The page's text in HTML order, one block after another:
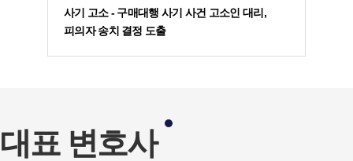
사기 고소 - 구매대행 사기 사건 고소인 대리,
피의자 송치 결정 도출
대표 변호사